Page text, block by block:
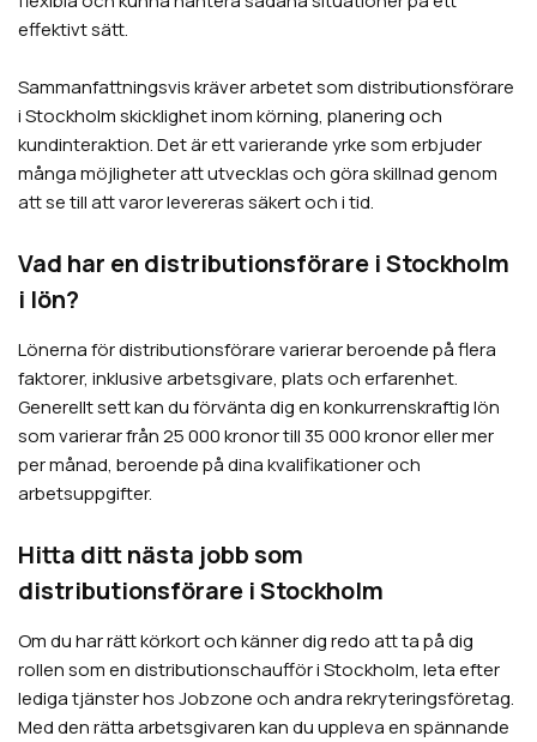
effektivt sätt.
Sammanfattningsvis kräver arbetet som distributionsförare
i Stockholm skicklighet inom körning, planering och
kundinteraktion. Det är ett varierande yrke som erbjuder
många möjligheter att utvecklas och göra skillnad genom
att se till att varor levereras säkert och i tid.
Vad har en distributionsförare i Stockholm
i lön?
Lönerna för distributionsförare varierar beroende på flera
faktorer, inklusive arbetsgivare, plats och erfarenhet.
Generellt sett kan du förvänta dig en konkurrenskraftig lön
som varierar från 25 000 kronor till 35 000 kronor eller mer
per månad, beroende på dina kvalifikationer och
arbetsuppgifter.
Hitta ditt nästa jobb som
distributionsförare i Stockholm
Om du har rätt körkort och känner dig redo att ta på dig
rollen som en distributionschaufför i Stockholm, leta efter
lediga tjänster hos Jobzone och andra rekryteringsföretag.
Med den rätta arbetsgivaren kan du uppleva en spännande